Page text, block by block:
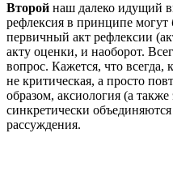
Второй наш далеко идущий
рефлексия в принципе
первичный акт рефлексии
акту оценки, и наоборот.
вопрос. Кажется, что всегда,
не критическая, а просто
образом, аксиология (а
синкретически
рассуждения.